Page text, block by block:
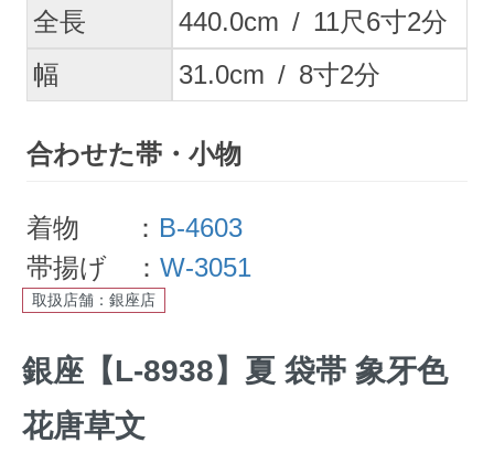
全長 440.0cm / 11尺6寸2分
幅
31.0cm / 8寸2分
合わせた帯・小物
着物 ： B-4603
帯揚げ ：W-3051
取扱店舗：銀座店
銀座【L-8938】夏 袋帯 象牙色
花唐草文